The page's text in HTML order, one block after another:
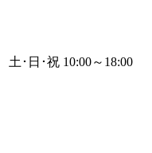
･日･祝 10:00～18:00